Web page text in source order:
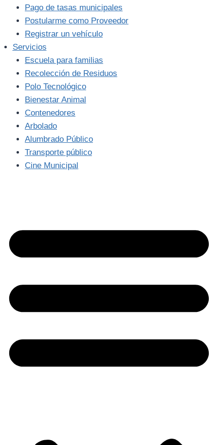
Pago de tasas municipales
Postularme como Proveedor
Registrar un vehículo
Servicios
Escuela para familias
Recolección de Residuos
Polo Tecnológico
Bienestar Animal
Contenedores
Arbolado
Alumbrado Público
Transporte público
Cine Municipal